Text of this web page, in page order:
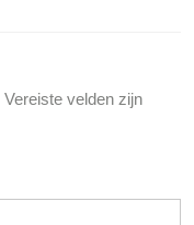
Vereiste velden zijn